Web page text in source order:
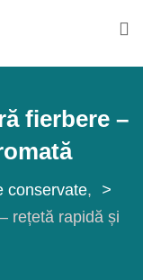
fierbere –
conservate
>
rețetă rapidă și